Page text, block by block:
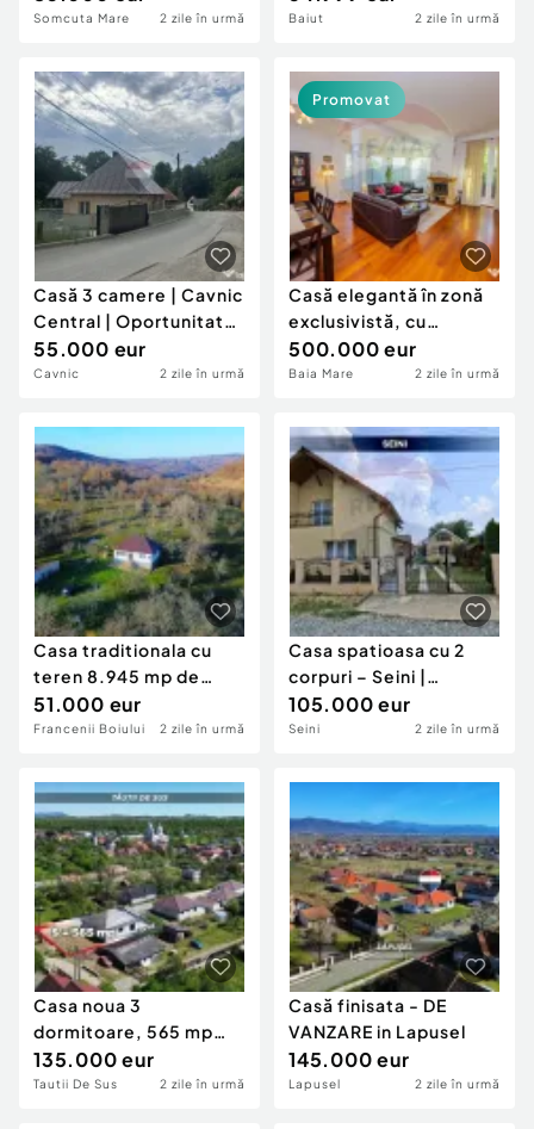
Ma...
Somcuta Mare 2 zile în urmă Baiut 2 zile în urmă
Casă 3 camere | Cavnic
Central | Oportunitate
de investi...
55.000 eur
Cavnic 2 zile în urmă
Casă elegantă în zonă
exclusivistă, cu
priveliște d...
500.000 eur
Baia Mare 2 zile în urmă
Promovat
Casa traditionala cu
teren 8.945 mp de
vanzare | Franceni...
51.000 eur
Francenii Boiului 2 zile în urmă
Casa spatioasa cu 2
corpuri – Seini |
locuinta + invest...
105.000 eur
Seini 2 zile în urmă
Casa noua 3
dormitoare, 565 mp
teren | Tautii de Sus |
Co...
135.000 eur
Tautii De Sus 2 zile în urmă
Casă finisata - DE
VANZARE in Lapusel
145.000 eur
Lapusel 2 zile în urmă